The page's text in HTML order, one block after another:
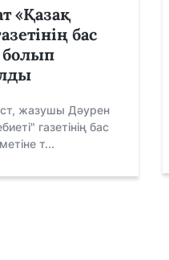
«Қазақ
бас
болып
жазушы Дәурен
газетінің бас
т...